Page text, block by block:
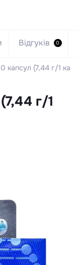
капсул (7,44 г/1 кап.)
г/1
Відгуків 0